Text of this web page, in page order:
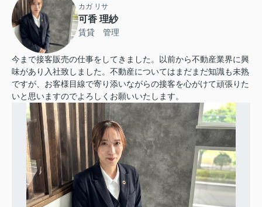
カガ リサ
可香 理紗
賃貸 管理
今まで接客販売の仕事をしてきました。以前から不動産業界に興
味があり入社致しました。不動産についてはまだまだ知識も未熟
ですが、お客様目線で寄り添いながらの接客を心がけて頑張りた
いと思いますのでよろしくお願いいたします。